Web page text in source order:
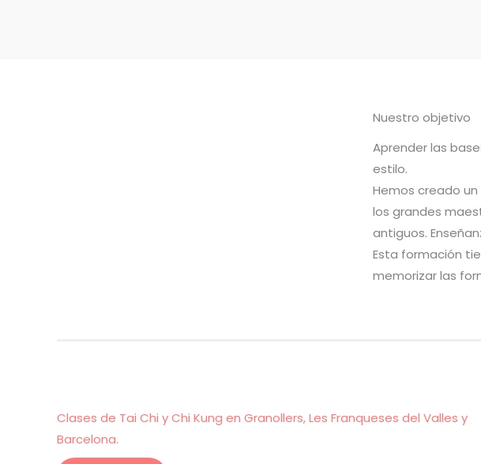
Nuestro objetivo
Aprender las
estilo.
Hemos creado
los grandes
antiguos.
Esta formación
memorizar las
Clases de Tai Chi y Chi Kung en Granollers, Les Franqueses del Valles y
Barcelona.